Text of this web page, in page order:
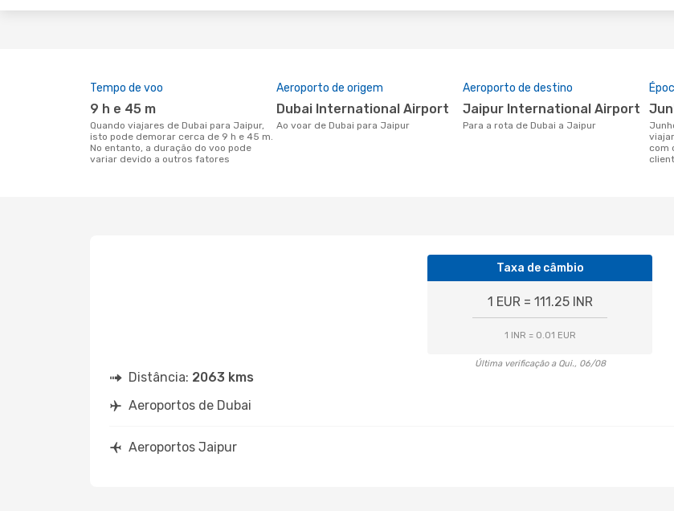
Tempo de voo
9 h e 45 m
Quando viajares de Dubai para Jaipur,
isto pode demorar cerca de 9 h e 45 m.
No entanto, a duração do voo pode
variar devido a outros fatores
Aeroporto de origem
Dubai International Airport
Ao voar de Dubai para Jaipur
Aeroporto de destino
Jaipur International Airport
Para a rota de Dubai a Jaipur
junho é a altura mais concorrida para
com
Taxa de câmbio
1 EUR = 111.25 INR
1 INR = 0.01 EUR
Última verificação a Qui., 06/08
Distância: 2063 kms
Aeroportos de Dubai
Aeroportos Jaipur